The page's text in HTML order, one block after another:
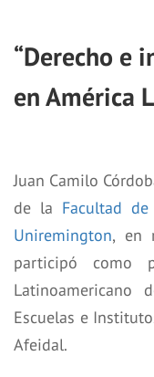
“Derecho e
en América
Juan Camilo
de la Facultad
Uniremington, en
participó como
Latinoamericano
Escuelas e
Afeidal.